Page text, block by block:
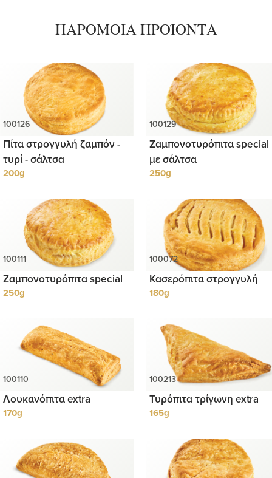
ΠΑΡΟΜΟΙΑ ΠΡΟΪΟΝΤΑ
Πίτα στρογγυλή ζαμπόν -
τυρί - σάλτσα
200g
Ζαμπονοτυρόπιτα special
με σάλτσα
250g
Ζαμπονοτυρόπιτα special
250g
Κασερόπιτα στρογγυλή
180g
Λουκανόπιτα extra
170g
Τυρόπιτα τρίγωνη extra
165g